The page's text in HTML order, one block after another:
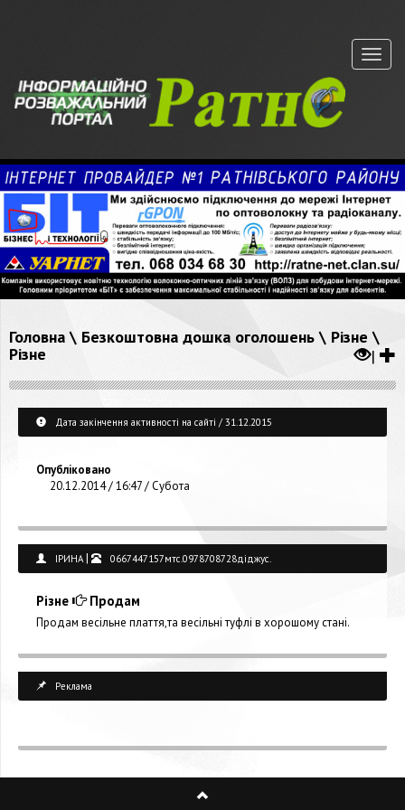
Меню
Головна\ Безкоштовна дошка оголошень\ Різне \
Різне
|
Дата закінчення активності на сайті / 31.12.2015
Опубліковано
20.12.2014 / 16:47 / Субота
ІРИНА| 0667447157мтс.0978708728діджус.
Різне Продам
Продам весільне плаття,та весільні туфлі в хорошому стані.
Реклама